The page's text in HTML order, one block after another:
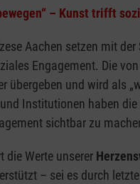
– Kunst trifft
Aachen setzen mit
Engagement. Die
übergeben und wird als
Institutionen haben
sichtbar zu
die Werte unserer
– sei es durch